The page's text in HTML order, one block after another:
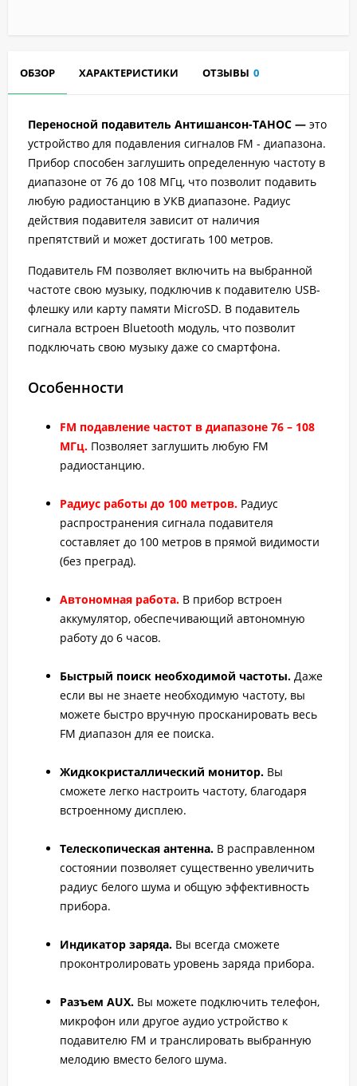
ОБЗОР ХАРАКТЕРИСТИКИ ОТЗЫВЫ 0
Переносной подавитель Антишансон-ТАНОС — это
устройство для подавления сигналов FM - диапазона.
Прибор способен заглушить определенную частоту в
диапазоне от 76 до 108 МГц, что позволит подавить
любую радиостанцию в УКВ диапазоне. Радиус
действия подавителя зависит от наличия
препятствий и может достигать 100 метров.
Подавитель FM позволяет включить на выбранной
частоте свою музыку, подключив к подавителю USB-
флешку или карту памяти MicroSD. В подавитель
сигнала встроен Bluetooth модуль, что позволит
подключать свою музыку даже со смартфона.
Особенности
FM подавление частот в диапазоне 76 – 108
МГц. Позволяет заглушить любую FM
радиостанцию.
Радиус работы до 100 метров. Радиус
распространения сигнала подавителя
составляет до 100 метров в прямой видимости
(без преград).
Автономная работа. В прибор встроен
аккумулятор, обеспечивающий автономную
работу до 6 часов.
Быстрый поиск необходимой частоты. Даже
если вы не знаете необходимую частоту, вы
можете быстро вручную просканировать весь
FM диапазон для ее поиска.
Жидкокристаллический монитор. Вы
сможете легко настроить частоту, благодаря
встроенному дисплею.
Телескопическая антенна. В расправленном
состоянии позволяет существенно увеличить
радиус белого шума и общую эффективность
прибора.
Индикатор заряда. Вы всегда сможете
проконтролировать уровень заряда прибора.
Разъем AUX. Вы можете подключить телефон,
микрофон или другое аудио устройство к
подавителю FM и транслировать выбранную
мелодию вместо белого шума.